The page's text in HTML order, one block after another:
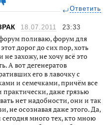
Ответить
18.07.2011 23:33
поливаю, форум для
дорог до сих пор, хоть
не захожу, не хочу всё это
А вот дегенератов
его в лавочку с
и семечками, причём все
практически, даже грязью
нет надобности, они и так
не осознавая даже этого. Да,
сегодня много тех, кто мною